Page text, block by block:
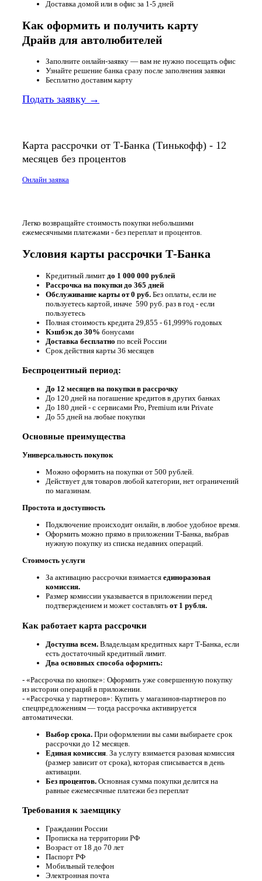
Доставка домой или в офис за 1-5 дней
Как оформить и получить карту
Драйв для автолюбителей
Заполните онлайн-заявку — вам не нужно посещать офис
Узнайте решение банка сразу после заполнения заявки
Бесплатно доставим карту
Подать заявку →
Карта рассрочки от Т-Банка (Тинькофф) - 12
месяцев без процентов
Онлайн заявка
Легко возвращайте стоимость покупки небольшими
ежемесячными платежами - без переплат и процентов.
Условия карты рассрочки Т-Банка
Кредитный лимит до 1 000 000 рублей
Рассрочка на покупки до 365 дней
Обслуживание карты от 0 руб. Без оплаты, если не
пользуетесь картой, иначе 590 руб. раз в год - если
пользуетесь
Полная стоимость кредита 29,855 - 61,999% годовых
Кэшбэк до 30% бонусами
Доставка бесплатно по всей России
Срок действия карты 36 месяцев
Беспроцентный период:
До 12 месяцев на покупки в рассрочку
До 120 дней на погашение кредитов в других банках
До 180 дней - с сервисами Pro, Premium или Private
До 55 дней на любые покупки
Основные преимущества
Универсальность покупок
Можно оформить на покупки от 500 рублей.
Действует для товаров любой категории, нет ограничений
по магазинам.
Простота и доступность
Подключение происходит онлайн, в любое удобное время.
Оформить можно прямо в приложении Т-Банка, выбрав
нужную покупку из списка недавних операций.
Стоимость услуги
За активацию рассрочки взимается единоразовая
комиссия.
Размер комиссии указывается в приложении перед
подтверждением и может составлять от 1 рубля.
Как работает карта рассрочки
Доступна всем. Владельцам кредитных карт Т-Банка, если
есть достаточный кредитный лимит.
Два основных способа оформить:
- «Рассрочка по кнопке»: Оформить уже совершенную покупку
из истории операций в приложении.
- «Рассрочка у партнеров»: Купить у магазинов-партнеров по
спецпредложениям — тогда рассрочка активируется
автоматически.
Выбор срока. При оформлении вы сами выбираете срок
рассрочки до 12 месяцев.
Единая комиссия За услугу взимается разовая комиссия
(размер зависит от срока), которая списывается в день
активации.
Без процентов. Основная сумма покупки делится на
равные ежемесячные платежи без переплат
Требования к заемщику
Гражданин России
Прописка на территории РФ
Возраст от 18 до 70 лет
Паспорт РФ
Мобильный телефон
Электронная почта